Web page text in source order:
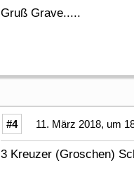
Gruß Grave.....
#4 11. März 2018, um
3 Kreuzer (Groschen)